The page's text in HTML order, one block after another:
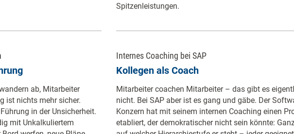
Spitzenleistungen.
ab, Mitarbeiter
ist nichts mehr sicher.
in der Unsicherheit.
mit Unkalkuliertem
Internes Coaching bei SAP
Kollegen als Coach
Mitarbeiter coachen Mitarbeiter – das gibt es
nicht. Bei SAP aber ist es gang und gäbe. Der
Konzern hat mit seinem internen Coaching einen
etabliert, der demokratischer nicht sein könnte: